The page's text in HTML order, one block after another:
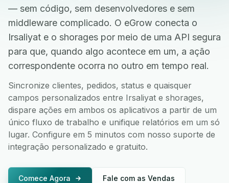
— sem código, sem desenvolvedores e sem
middleware complicado. O eGrow conecta o
Irsaliyat e o shorages por meio de uma API segura
para que, quando algo acontece em um, a ação
correspondente ocorra no outro em tempo real.
Sincronize clientes, pedidos, status e quaisquer
campos personalizados entre Irsaliyat e shorages,
dispare ações em ambos os aplicativos a partir de um
único fluxo de trabalho e unifique relatórios em um só
lugar. Configure em 5 minutos com nosso suporte de
integração personalizado e gratuito.
Comece Agora Fale com as Vendas